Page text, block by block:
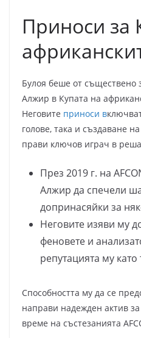
Приноси за
Булоя беше от съществено
Алжир в Купата на
Неговите приноси в
голове, така и създаване
прави ключов играч в
През 2019 г. на
Алжир да спечели
допринасяйки за
Неговите изяви му
феновете и
репутацията му
Способността му да се
направи надежден актив
време на състезанията